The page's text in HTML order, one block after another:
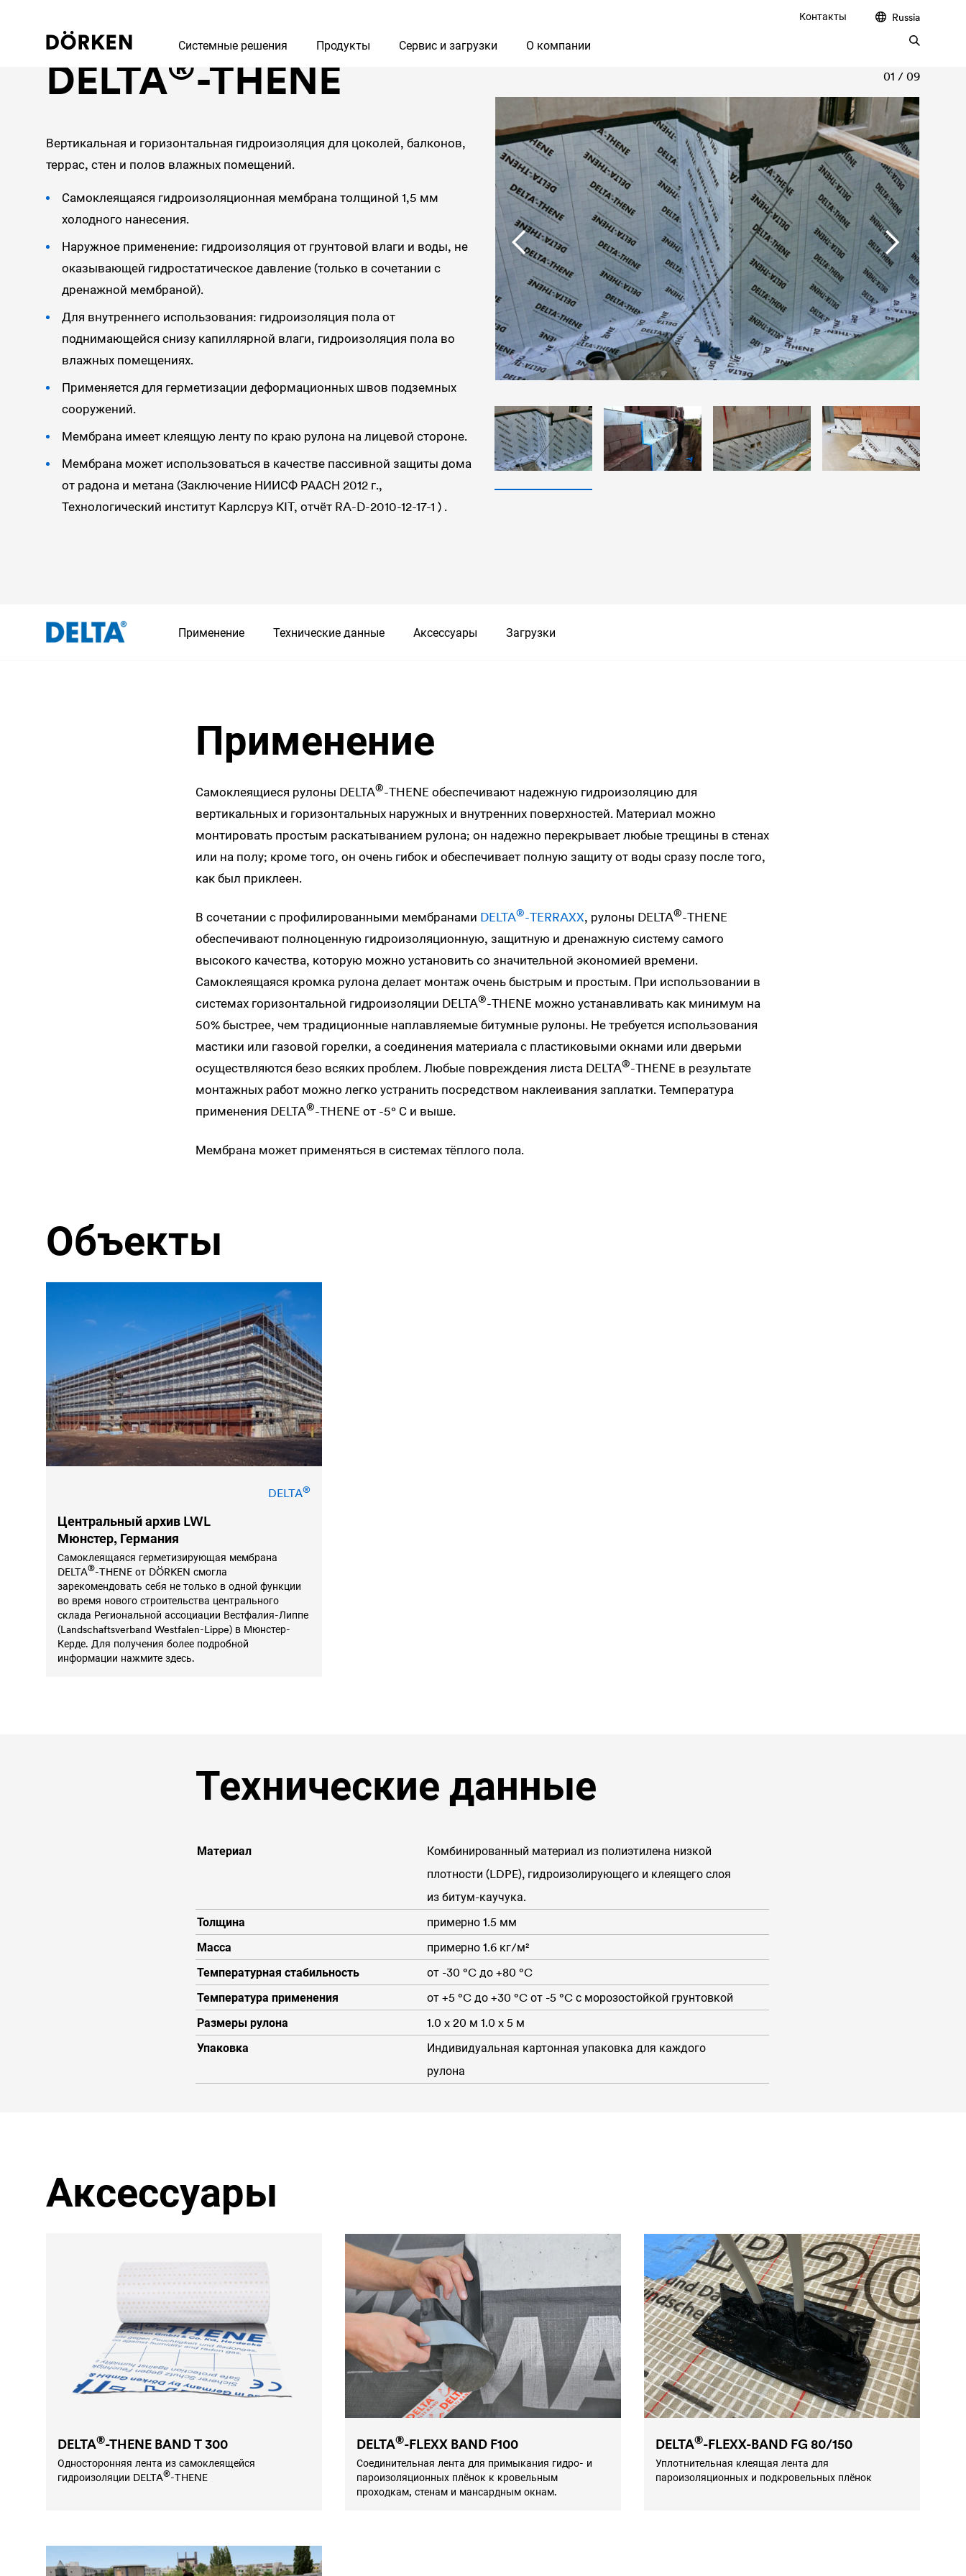
Контакты Russia
Системные решения Продукты Сервис и загрузки О компании
Гидроизоляционные мембраны и аксессуары
DELTA®-THENE
Вертикальная и горизонтальная гидроизоляция для цоколей, балконов,
террас, стен и полов влажных помещений.
Самоклеящаяся гидроизоляционная мембрана толщиной 1,5 мм
холодного нанесения.
Наружное применение: гидроизоляция от грунтовой влаги и воды, не
оказывающей гидростатическое давление (только в сочетании с
дренажной мембраной).
Для внутреннего использования: гидроизоляция пола от
поднимающейся снизу капиллярной влаги, гидроизоляция пола во
влажных помещениях.
Применяется для герметизации деформационных швов подземных
сооружений.
Мембрана имеет клеящую ленту по краю рулона на лицевой стороне.
Мембрана может использоваться в качестве пассивной защиты дома
от радона и метана (Заключение НИИСФ РААСН 2012 г.,
Технологический институт Карлсруэ KIT, отчёт RA-D-2010-12-17-1 ) .
01 / 09
Применение Технические данные Аксессуары Загрузки
Применение
Самоклеящиеся рулоны DELTA®-THENE обеспечивают надежную гидроизоляцию для
вертикальных и горизонтальных наружных и внутренних поверхностей. Материал можно
монтировать простым раскатыванием рулона; он надежно перекрывает любые трещины в стенах
или на полу; кроме того, он очень гибок и обеспечивает полную защиту от воды сразу после того,
как был приклеен.
В сочетании с профилированными мембранами DELTA®-TERRAXX, рулоны DELTA®-THENE
обеспечивают полноценную гидроизоляционную, защитную и дренажную систему самого
высокого качества, которую можно установить со значительной экономией времени.
Самоклеящаяся кромка рулона делает монтаж очень быстрым и простым. При использовании в
системах горизонтальной гидроизоляции DELTA®-THENE можно устанавливать как минимум на
50% быстрее, чем традиционные наплавляемые битумные рулоны. Не требуется использования
мастики или газовой горелки, а соединения материала с пластиковыми окнами или дверьми
осуществляются безо всяких проблем. Любые повреждения листа DELTA®-THENE в результате
монтажных работ можно легко устранить посредством наклеивания заплатки. Температура
применения DELTA®-THENE от -5° С и выше.
Мембрана может применяться в системах тёплого пола.
Объекты
DELTA®
Центральный архив LWL
Мюнстер, Германия
Самоклеящаяся герметизирующая мембрана
DELTA®-THENE от DÖRKEN смогла
зарекомендовать себя не только в одной функции
во время нового строительства центрального
склада Региональной ассоциации Вестфалия-Липпе
(Landschaftsverband Westfalen-Lippe) в Мюнстер-
Керде. Для получения более подробной
информации нажмите здесь.
Технические данные
Материал
Комбинированный материал из полиэтилена низкой
плотности (LDPE), гидроизолирующего и клеящего слоя
из битум-каучука.
Толщина
примерно 1.5 мм
Масса
примерно 1.6 кг/м²
Температурная стабильность
от -30 °C до +80 °C
Температура применения
от +5 °C до +30 °C от -5 °C с морозостойкой грунтовкой
Размеры рулона
1.0 x 20 м 1.0 x 5 м
Упаковка
Индивидуальная картонная упаковка для каждого
рулона
Аксессуары
DELTA®-THENE BAND T 300
Односторонняя лента из самоклеящейся
гидроизоляции DELTA®-THENE
DELTA®-FLEXX BAND F100
Соединительная лента для примыкания гидро- и
пароизоляционных плёнок к кровельным
проходкам, стенам и мансардным окнам.
DELTA®-FLEXX-BAND FG 80/150
Уплотнительная клеящая лента для
пароизоляционных и подкровельных плёнок